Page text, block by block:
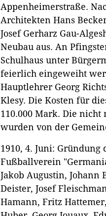
Appenheimerstraße.
Architekten Hans
Josef Gerharz Gau-
Neubau aus. An
Schulhaus unter
feierlich eingeweiht
Hauptlehrer Georg
Klesy. Die Kosten für
110.000 Mark. Die
wurden von der
1910, 4. Juni:
Fußballverein
Jakob Augustin, Johann
Deister, Josef
Hamann, Fritz